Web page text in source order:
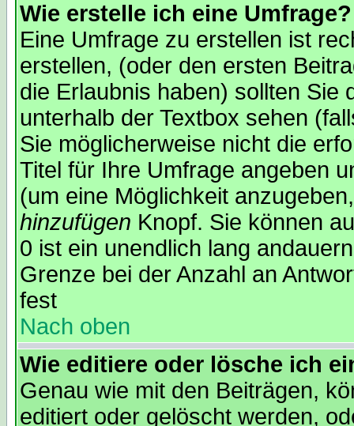
Wie erstelle ich eine Umfrage?
Eine Umfrage zu erstellen ist
erstellen, (oder den ersten
die Erlaubnis haben) sollten Sie
unterhalb der Textbox sehen
Sie möglicherweise nicht die
Titel für Ihre Umfrage angeben
(um eine Möglichkeit
hinzufügen Knopf. Sie können
0 ist ein unendlich lang
Grenze bei der Anzahl an
fest
Nach oben
Wie editiere oder lösche ich
Genau wie mit den Beiträgen,
editiert oder gelöscht werden,